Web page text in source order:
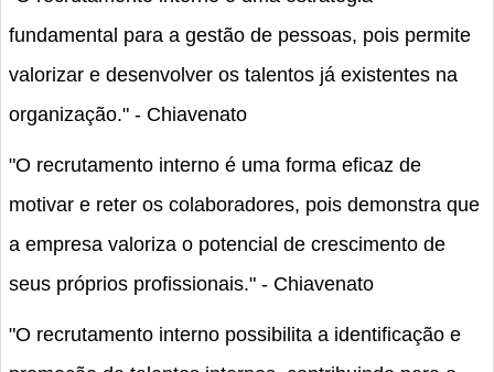
fundamental para a gestão de pessoas, pois permite
valorizar e desenvolver os talentos já existentes na
organização." - Chiavenato
"O recrutamento interno é uma forma eficaz de
motivar e reter os colaboradores, pois demonstra que
a empresa valoriza o potencial de crescimento de
seus próprios profissionais." - Chiavenato
"O recrutamento interno possibilita a identificação e